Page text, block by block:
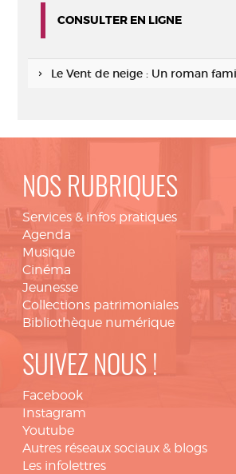
CONSULTER EN LIGNE
Le Vent de neige : Un roman
NOS RUBRIQUES
Services & infos pratiques
Agenda
Musique
Cinéma
Jeunesse
Collections patrimoniales
Bibliothèque numérique
SUIVEZ NOUS !
Facebook
Instagram
Youtube
Autres réseaux sociaux & blogs
Les infolettres